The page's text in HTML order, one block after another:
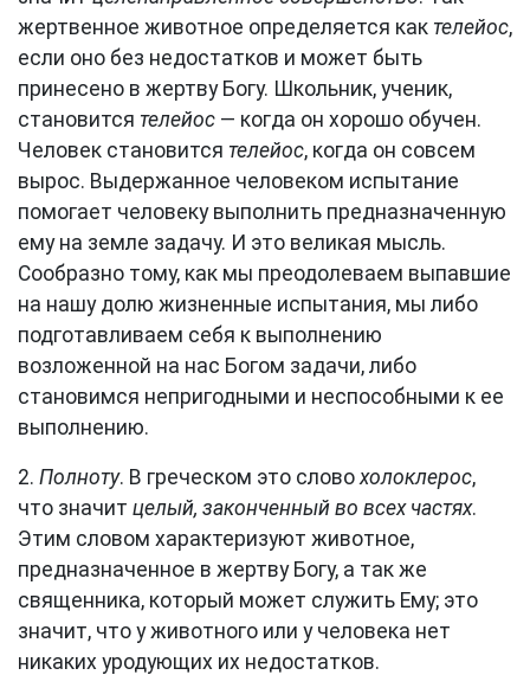
жертвенное животное определяется как телейос,
если оно без недостатков и может быть
принесено в жертву Богу. Школьник, ученик,
становится телейос — когда он хорошо обучен.
Человек становится телейос, когда он совсем
вырос. Выдержанное человеком испытание
помогает человеку выполнить предназначенную
ему на земле задачу. И это великая мысль.
Сообразно тому, как мы преодолеваем выпавшие
на нашу долю жизненные испытания, мы либо
подготавливаем себя к выполнению
возложенной на нас Богом задачи, либо
становимся непригодными и неспособными к ее
выполнению.
2. Полноту. В греческом это словохолоклерос,
что значит целый, законченный во всех частях.
Этим словом характеризуют животное,
предназначенное в жертву Богу, а так же
священника, который может служить Ему; это
значит, что у животного или у человека нет
никаких уродующих их недостатков.